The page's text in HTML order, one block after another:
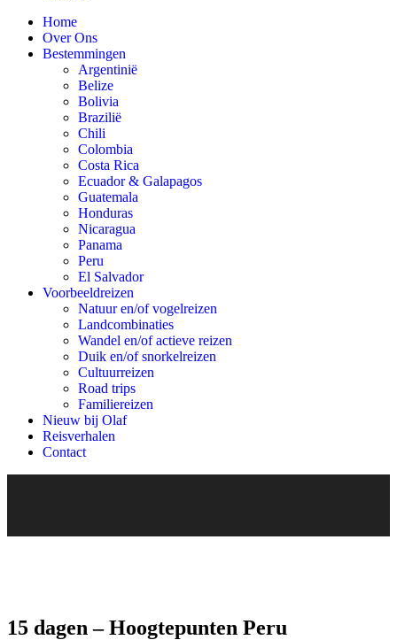
Home
Over Ons
Bestemmingen
Argentinië
Belize
Bolivia
Brazilië
Chili
Colombia
Costa Rica
Ecuador & Galapagos
Guatemala
Honduras
Nicaragua
Panama
Peru
El Salvador
Voorbeeldreizen
Natuur en/of vogelreizen
Landcombinaties
Wandel en/of actieve reizen
Duik en/of snorkelreizen
Cultuurreizen
Road trips
Familiereizen
Nieuw bij Olaf
Reisverhalen
Contact
15 dagen – Hoogtepunten Peru